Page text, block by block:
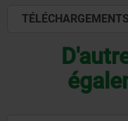
TÉLÉCHARGEMENTS